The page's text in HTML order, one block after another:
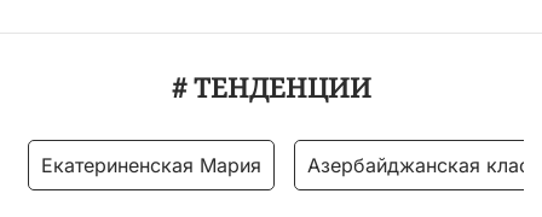
# ТЕНДЕНЦИИ
Екатериненская Мария Азербайджанская